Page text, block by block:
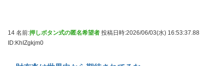
14 名前:押しボタン式の匿名希望者 投稿日時:2026/06/03(水) 16:53:37.88
ID:KhIZgkjm0